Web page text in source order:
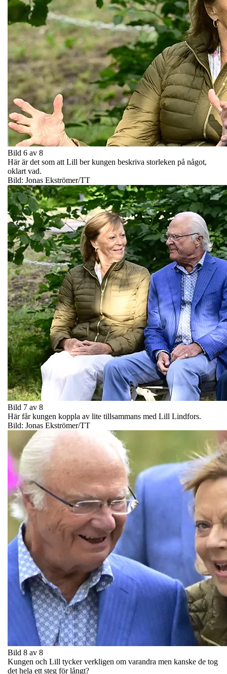
Bild 6 av 8
Här är det som att Lill ber kungen beskriva storleken på något,
oklart vad.
Bild: Jonas Ekströmer/TT
Bild 7 av 8
Här får kungen koppla av lite tillsammans med Lill Lindfors.
Bild: Jonas Ekströmer/TT
Bild 8 av 8
Kungen och Lill tycker verkligen om varandra men kanske de tog
det hela ett steg för långt?